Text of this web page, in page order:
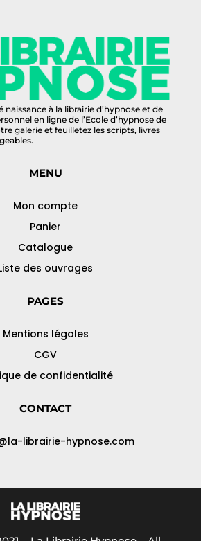
naissance à la librairie d’hypnose et de
en ligne de l’Ecole d’hypnose de
galerie et feuilletez les scripts, livres
MENU
Mon compte
Panier
Catalogue
des ouvrages
PAGES
Mentions légales
CGV
de confidentialité
CONTACT
librairie-hypnose.com